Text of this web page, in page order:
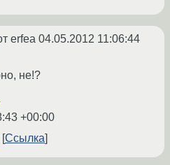
erfea 04.05.2012 11:06:44
не!?
+00:00
Ссылка